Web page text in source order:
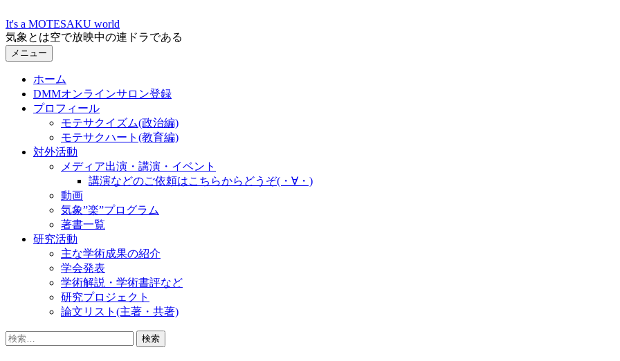
ン
テ
ン
It's a MOTESAKU world
気象とは空で放映中の連ドラである
メニュー
ホーム
DMMオンラインサロン登録
プロフィール
モテサクイズム(政治編)
モテサクハート(教育編)
対外活動
メディア出演・講演・イベント
講演などのご依頼はこちらからどうぞ(・∀・)
動画
気象”楽”プログラム
著書一覧
研究活動
主な学術成果の紹介
学会発表
学術解説・学術書評など
研究プロジェクト
論文リスト(主著・共著)
検